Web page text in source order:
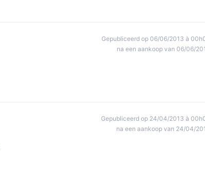
Gepubliceerd op 06/06/2013 à
na een aankoop van 06/06/
Gepubliceerd op 24/04/2013 à
na een aankoop van 24/04/